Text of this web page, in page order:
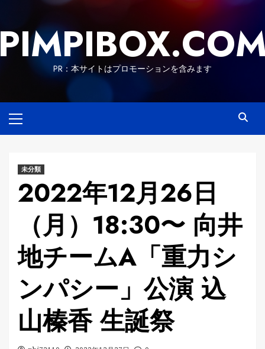
content
PR：本サイトはプロモーションを含みます
Menu
未分類
2022年12月26日
（月）18:30〜 向井
地チームA「重力シ
ンパシー」公演 込
山榛香 生誕祭